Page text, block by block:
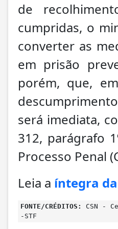
de
cumpridas, o
converter as
em prisão
porém, que,
será imediata,
312, parágrafo
Processo Penal
Leia a íntegra
FONTE/CRÉDITOS:
CSN -
-STF